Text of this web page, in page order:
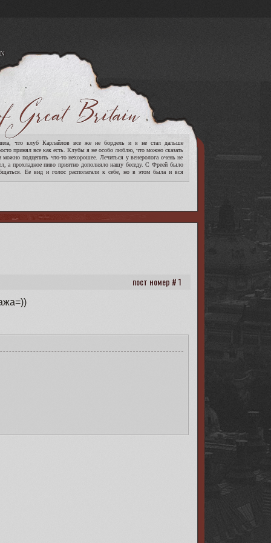
что клуб Карлайлов все же не бордель и я не стал дальше
принял все как есть. Клубы я не особо люблю, что можно сказать
подцепить что-то нехорошее. Лечиться у венеролога очень не
а прохладное пиво приятно дополняло нашу беседу. С Фреей было
Ее вид и голос располагали к себе, но в этом была и вся
1